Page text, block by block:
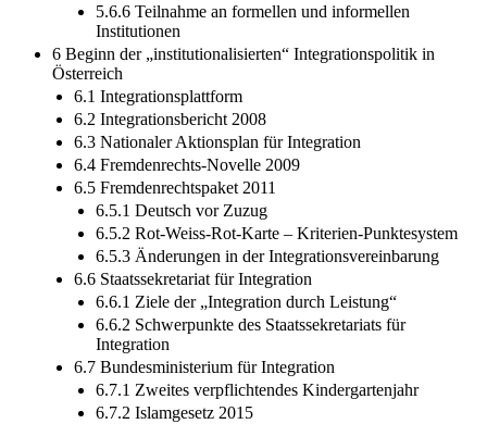
5.6.6 Teilnahme an formellen und informellen
Institutionen
6 Beginn der „institutionalisierten“ Integrationspolitik in
Österreich
6.1 Integrationsplattform
6.2 Integrationsbericht 2008
6.3 Nationaler Aktionsplan für Integration
6.4 Fremdenrechts-Novelle 2009
6.5 Fremdenrechtspaket 2011
6.5.1 Deutsch vor Zuzug
6.5.2 Rot-Weiss-Rot-Karte – Kriterien-Punktesystem
6.5.3 Änderungen in der Integrationsvereinbarung
6.6 Staatssekretariat für Integration
6.6.1 Ziele der „Integration durch Leistung“
6.6.2 Schwerpunkte des Staatssekretariats für
Integration
6.7 Bundesministerium für Integration
6.7.1 Zweites verpflichtendes Kindergartenjahr
6.7.2 Islamgesetz 2015